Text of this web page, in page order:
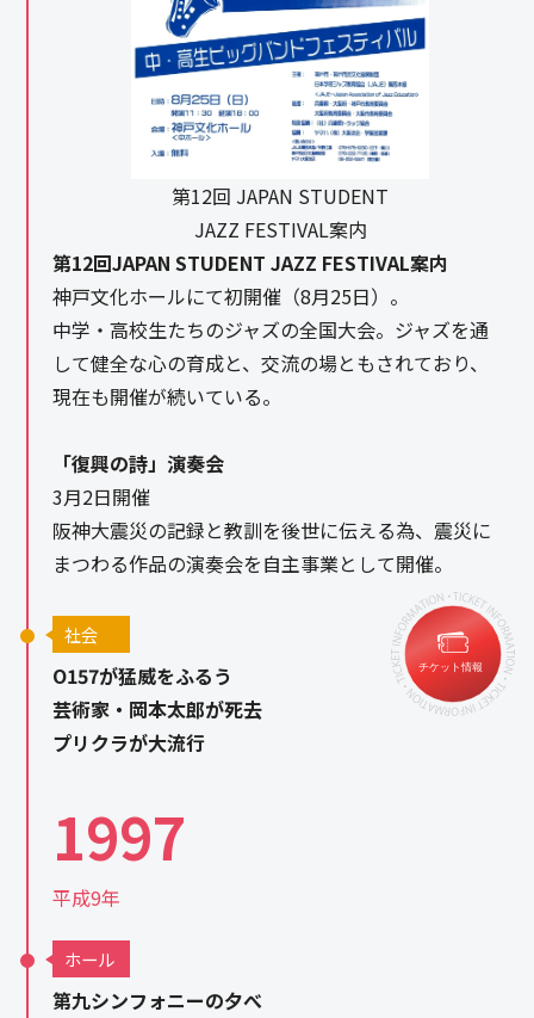
第12回 JAPAN STUDENT
JAZZ FESTIVAL案内
第12回JAPAN STUDENT JAZZ FESTIVAL案内
神戸文化ホールにて初開催（8月25日）。
中学・高校生たちのジャズの全国大会。ジャズを通
して健全な心の育成と、交流の場ともされており、
現在も開催が続いている。
「復興の詩」演奏会
3月2日開催
阪神大震災の記録と教訓を後世に伝える為、震災に
まつわる作品の演奏会を自主事業として開催。
社会
O157が猛威をふるう
芸術家・岡本太郎が死去
プリクラが大流行
1997
平成9年
ホール
第九シンフォニーの夕べ